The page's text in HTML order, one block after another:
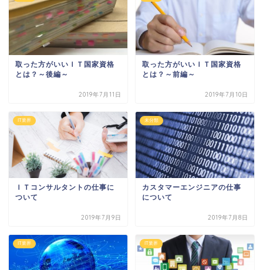
取った方がいいＩＴ国家資格
とは？～後編～
2019年7月11日
取った方がいいＩＴ国家資格
とは？～前編～
2019年7月10日
IT業界
ＩＴコンサルタントの仕事に
ついて
2019年7月9日
未分類
カスタマーエンジニアの仕事
について
2019年7月8日
IT業界 IT業界